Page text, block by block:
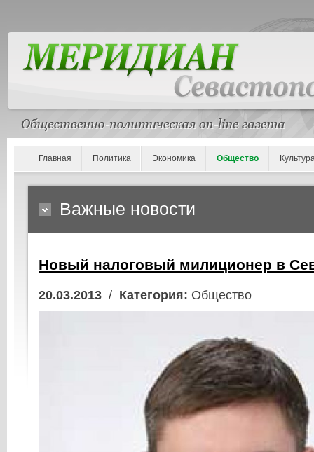
Главная Политика Экономика Общество
Важные новости
Новый налоговый милиционер в
20.03.2013 / Категория: Общество